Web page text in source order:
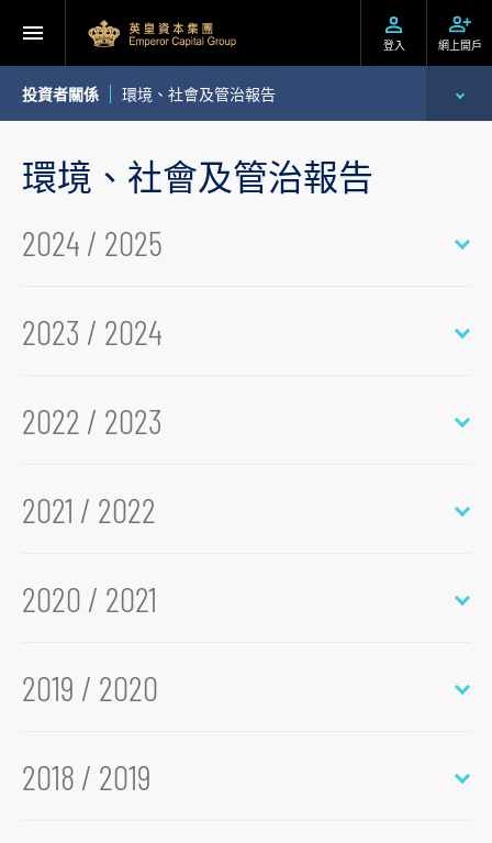
登入 網上開戶
投資者關係 環境、社會及管治報告
通函及其他文件
投資者關係查詢
環境、社會及管治報告
2024 / 2025
2023 / 2024
2022 / 2023
2021 / 2022
2020 / 2021
2019 / 2020
2018 / 2019